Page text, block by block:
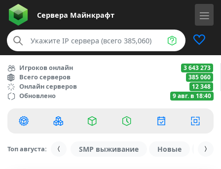
Сервера Майнкрафт
Игроков онлайн 3 643 273
Всего серверов 385 060
Онлайн серверов 12 348
Обновлено 9 авг. в 18:40
Топ августа: SMP выживание Новые С